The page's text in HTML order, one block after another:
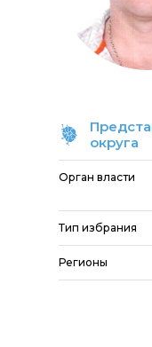
округа
Орган власти
Тип избрания
Регионы